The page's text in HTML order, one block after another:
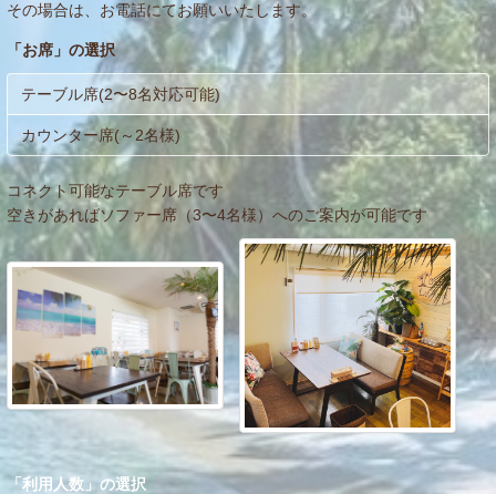
その場合は、お電話にてお願いいたします。
「お席 」の選択
テーブル席(2〜8名対応可能)
カウンター席(～2名様)
コネクト可能なテーブル席です
空きがあればソファー席（3〜4名様）へのご案内が可能です
「 利用人数 」の選択